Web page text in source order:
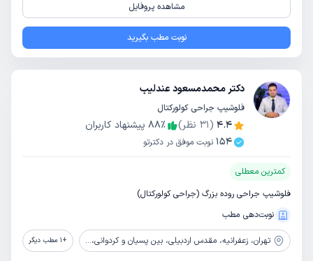
مشاهده پروفایل
نوبت مطب بگیرید
دکتر محمدمسعود عندلیب
فلوشیپ جراحی کولورکتال
4.4
(
31 نظر) 88٪
پیشنهاد کاربران
154 نوبت موفق در دکترتو
کمترین معطلی
فلوشیپ جراحی روده بزرگ (جراحی کولورکتال)
نوبت‌دهی مطب
تهران، زعفرانیه، مقدس اردبیلی، بین پسیان و کردوانی، پلاک 31، طبقه پنجم شمالی، واحد 27 +
1 مطب دیگر